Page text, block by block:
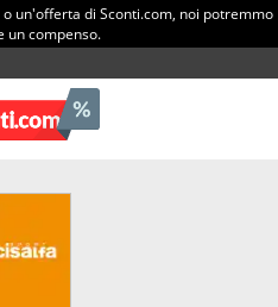
un'offerta di Sconti.com, noi potremmo
un compenso.